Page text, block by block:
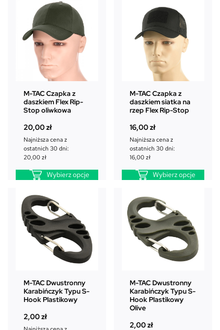
M-TAC Czapka z
daszkiem Flex Rip-
Stop oliwkowa
20,00zł
Najniższa cena z
ostatnich 30 dni:
20,00zł
Wybierz opcje
M-TAC Czapka z
daszkiem siatka na
rzep Flex Rip-Stop
16,00zł
Najniższa cena z
ostatnich 30 dni:
16,00zł
Wybierz opcje
M-TAC Dwustronny
Karabińczyk Typu S-
Hook Plastikowy
2,00zł
M-TAC Dwustronny
Karabińczyk Typu S-
Hook Plastikowy
Olive
2,00zł